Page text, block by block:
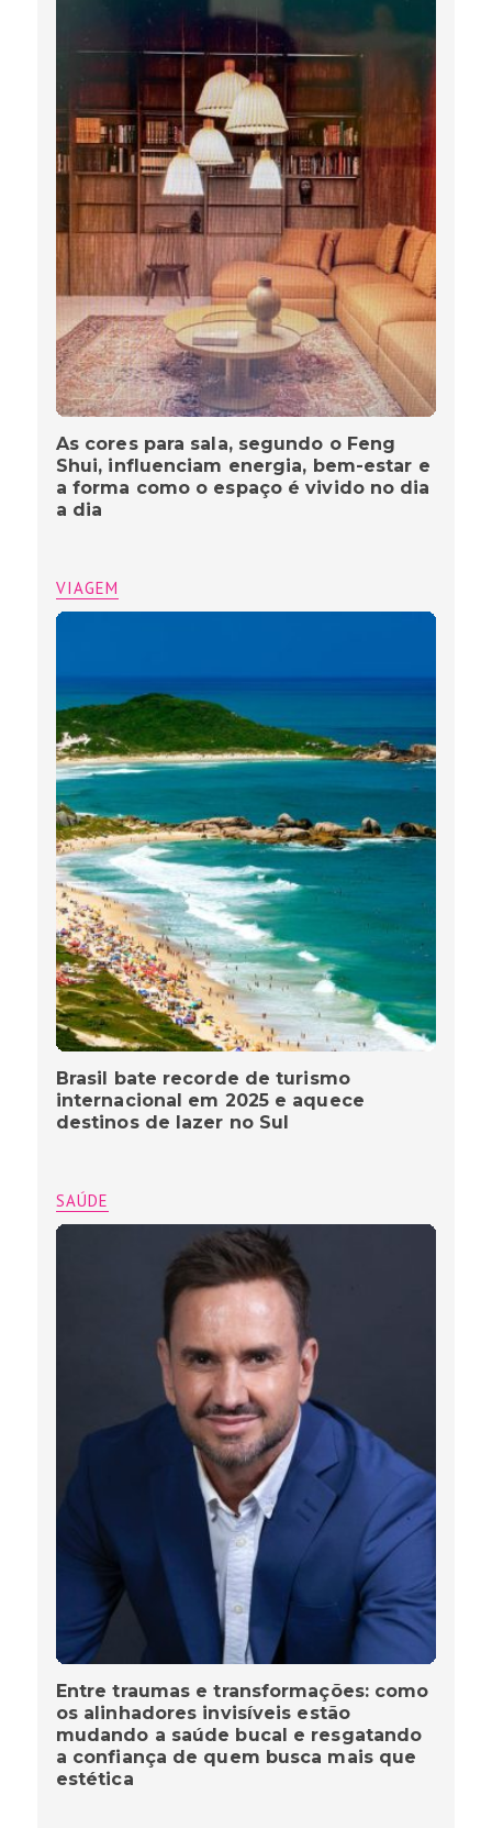
As cores para sala, segundo o Feng
Shui, influenciam energia, bem-estar e
a forma como o espaço é vivido no dia
a dia
VIAGEM
Brasil bate recorde de turismo
internacional em 2025 e aquece
destinos de lazer no Sul
SAÚDE
Entre traumas e transformações: como
os alinhadores invisíveis estão
mudando a saúde bucal e resgatando
a confiança de quem busca mais que
estética